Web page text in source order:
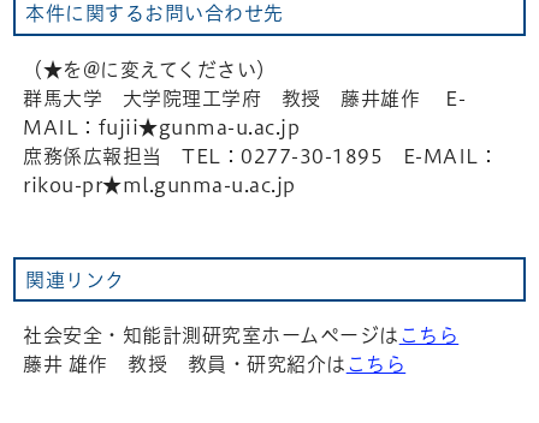
本件に関するお問い合わせ先
（★を@に変えてください）
群馬大学 大学院理工学府 教授 藤井雄作 E-
MAIL：fujii★gunma-u.ac.jp
庶務係広報担当 TEL：0277-30-1895 E-MAIL：
rikou-pr★ml.gunma-u.ac.jp
関連リンク
社会安全・知能計測研究室ホームページは こちら
藤井 雄作 教授 教員・研究紹介は こちら